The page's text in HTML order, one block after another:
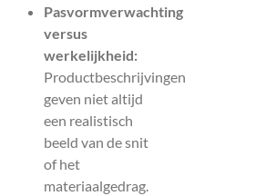
Pasvormverwachting
versus
werkelijkheid:
Productbeschrijvingen
geven niet altijd
een realistisch
beeld van de snit
of het
materiaalgedrag.